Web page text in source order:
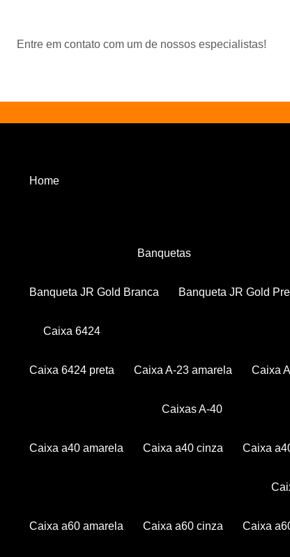
Entre em contato com um de nossos especialistas!
Home
Banquetas
Banqueta JR Gold Branca Banqueta JR Gold
Caixa 6424
Caixa 6424 preta Caixa A-23 amarela Caixa
Caixas A-40
Caixa a40 amarela Caixa a40 cinza Caixa
Caixa a60 amarela Caixa a60 cinza Caixa